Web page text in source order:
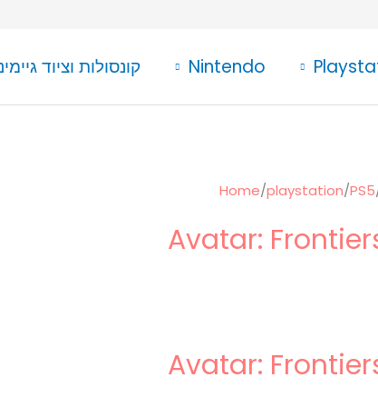
Nintendo קונסולות וציוד
Home/playstation/PS5
Avatar:
Avatar: